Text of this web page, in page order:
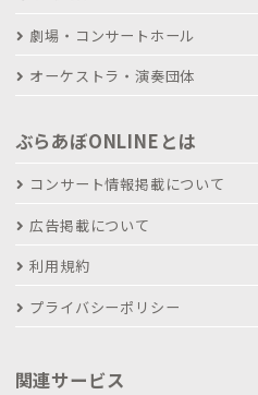
劇場・コンサートホール
オーケストラ・演奏団体
ぶらあぼONLINEとは
コンサート情報掲載について
広告掲載について
利用規約
プライバシーポリシー
関連サービス